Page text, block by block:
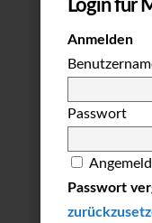
Login für
Anmelden
Passwort
Passwort